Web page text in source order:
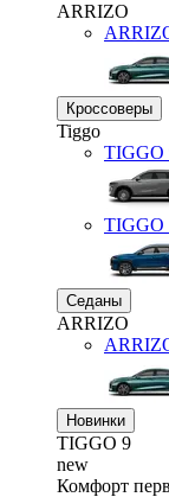
ARRIZO
Кроссоверы
Tiggo
TIGGO
TIGGO
Седаны
ARRIZO
Новинки
TIGGO 9
new
Комфорт